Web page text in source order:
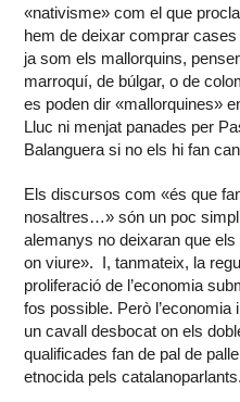
«nativisme» com el que
hem de deixar comprar
ja som els mallorquins,
marroquí, de búlgar, o de
es poden dir «mallorquines»
Lluc ni menjat panades per
Balanguera si no els hi fan
Els discursos com «és que
nosaltres…» són un poc
alemanys no deixaran que
on viure». I, tanmateix, la
proliferació de l’economia
fos possible. Però l’economia
un cavall desbocat on els
qualificades fan de pal de
etnocida pels catalanoparlants.